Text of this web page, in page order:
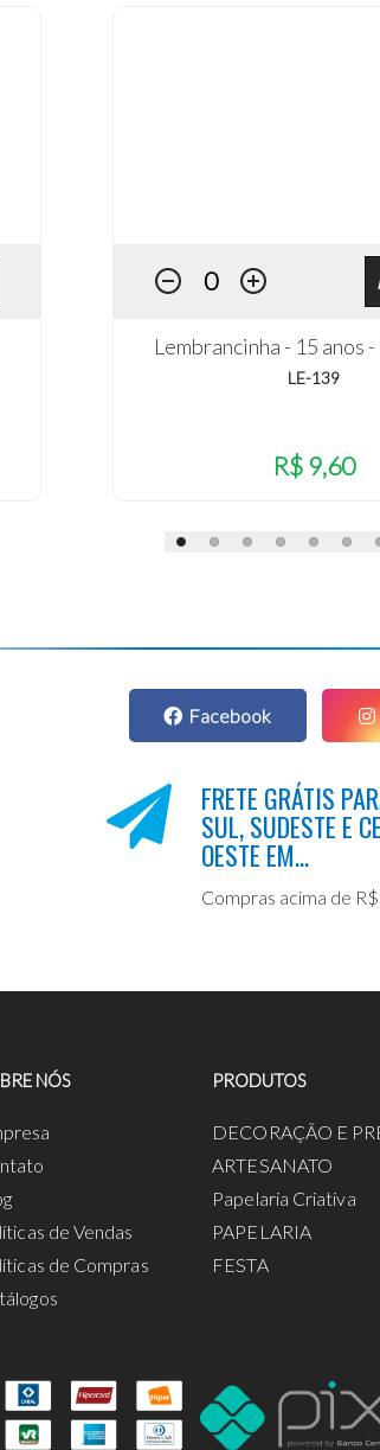
Lembrancinha - 15 anos
LE-139
R$ 9,60
Facebook
FRETE GRÁTIS
SUL, SUDESTE E
OESTE EM...
Compras acima de
NÓS
de Vendas
de Compras
PRODUTOS
DECORAÇÃO E
ARTESANATO
Papelaria Criativa
PAPELARIA
FESTA